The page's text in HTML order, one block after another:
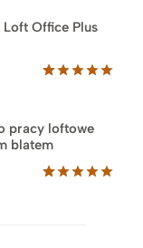
na
podstawie
klienta
Office Plus
na
podstawie
ocen
klientów
pracy loftowe
blatem